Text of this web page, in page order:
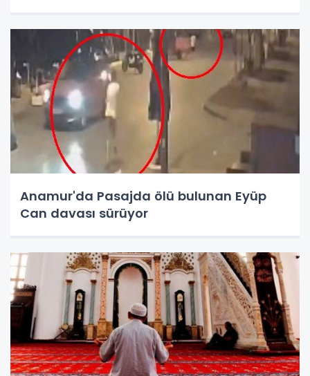
Anamur'da Pasajda ölü bulunan Eyüp
Can davası sürüyor